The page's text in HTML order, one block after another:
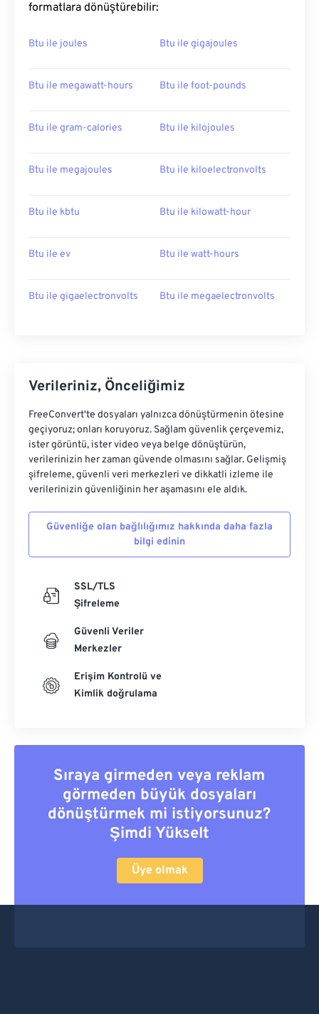
formatlara dönüştürebilir:
Btu ile joules Btu ile gigajoules
Btu ile megawatt-hours Btu ile foot-pounds
Btu ile gram-calories Btu ile kilojoules
Btu ile megajoules Btu ile kiloelectronvolts
Btu ile kbtu Btu ile kilowatt-hour
Btu ile ev Btu ile watt-hours
Btu ile gigaelectronvolts Btu ile megaelectronvolts
Verileriniz, Önceliğimiz
FreeConvert'te dosyaları yalnızca dönüştürmenin ötesine
geçiyoruz; onları koruyoruz. Sağlam güvenlik çerçevemiz,
ister görüntü, ister video veya belge dönüştürün,
verilerinizin her zaman güvende olmasını sağlar. Gelişmiş
şifreleme, güvenli veri merkezleri ve dikkatli izleme ile
verilerinizin güvenliğinin her aşamasını ele aldık.
Güvenliğe olan bağlılığımız hakkında daha fazla
bilgi edinin
SSL/TLS
Şifreleme
Güvenli Veriler
Merkezler
Erişim Kontrolü ve
Kimlik doğrulama
Sıraya girmeden veya reklam
görmeden büyük dosyaları
dönüştürmek mi istiyorsunuz?
Şimdi Yükselt
Üye olmak